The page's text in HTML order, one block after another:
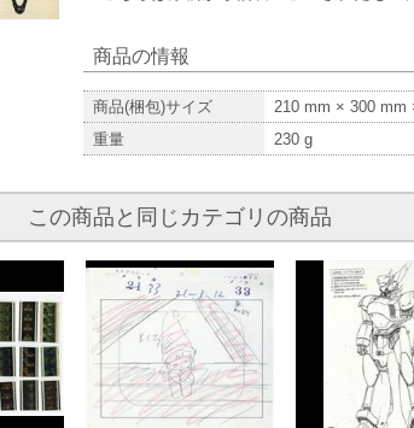
商品の情報
商品(梱包)サイズ 210 mm × 300 mm
重量
230 g
この商品と同じカテゴリの商品